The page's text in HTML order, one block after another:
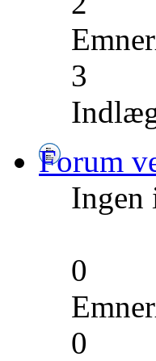
Emner
3
Forum
0
Emner
0